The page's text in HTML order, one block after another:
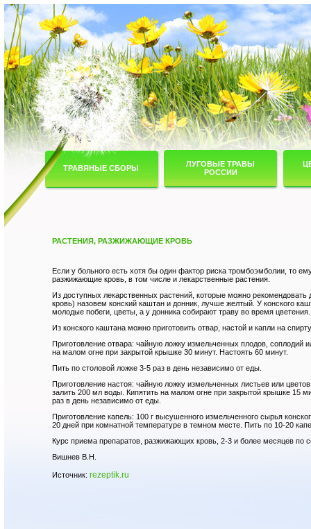
ТРАВЯНЫЕ СБОРЫ
ЛУГОВЫЕ ТРАВЫ
РОССИИ
РАСТЕНИЯ, РАЗЖИЖАЮЩИЕ КРОВЬ
Если у больного есть хотя бы один фактор риска тромбоэмболии, то
разжижающие кровь, в том числе и лекарственные растения.
Из доступных лекарственных растений, которые можно
кровь) назовем конский каштан и донник, лучше желтый. У конского
молодые побеги, цветы, а у донника собирают траву во время цветения.
Из конского каштана можно приготовить отвар, настой и капли на
Приготовление отвара: чайную ложку измельченных плодов, соплодий
на малом огне при закрытой крышке 30 минут. Настоять 60 минут.
Пить по столовой ложке 3-5 раз в день независимо от еды.
Приготовление настоя: чайную ложку измельченных листьев или
залить 200 мл воды. Кипятить на малом огне при закрытой крышке 15
раз в день независимо от еды.
Приготовление капель: 100 г высушенного измельченного сырья
20 дней при комнатной температуре в темном месте. Пить по 10-20
Курс приема препаратов, разжижающих кровь, 2-3 и более месяцев по
Вишнев В.Н.
Источник: rezeptik.ru